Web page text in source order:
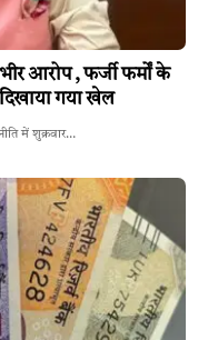
आरोप , फर्जी फर्मों के
गया खेल
में शुक्रवार…